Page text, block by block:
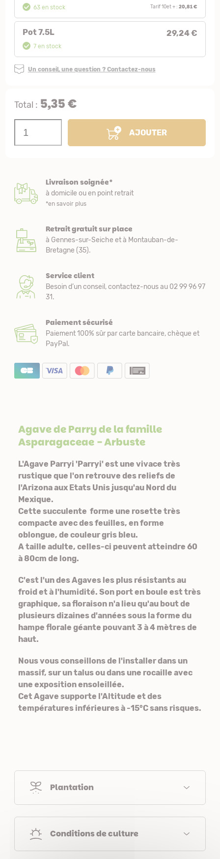
63 en stock Tarif 10et + :20,81 €
Pot 7.5L 29,24 €
7 en stock
Un conseil, une question ? Contactez-nous
Total : 5,35 €
AJOUTER
Livraison soignée*
à domicile ou en point retrait
*en savoir plus
Retrait gratuit sur place
à Gennes-sur-Seiche et à Montauban-de-
Bretagne (35).
Service client
Besoin d’un conseil, contactez-nous au 02 99 96 97
31.
Paiement sécurisé
Paiement 100% sûr par carte bancaire, chèque et
PayPal.
Agave de Parry de la famille
Asparagaceae- Arbuste
L'Agave Parryi 'Parryi' est une vivace très
rustique que l'on retrouve des reliefs de
l'Arizona aux Etats Unis jusqu'au Nord du
Mexique.
Cette succulente forme une rosette très
compacte avec des feuilles, en forme
oblongue, de couleur gris bleu.
A taille adulte, celles-ci peuvent atteindre 60
à 80cm de long.
C'est l'un des Agaves les plus résistants au
froid et à l'humidité. Son port en boule est très
graphique, sa floraison n'a lieu qu'au bout de
plusieurs dizaines d'années sous la forme du
hampe florale géante pouvant 3 à 4 mètres de
haut.
Nous vous conseillons de l'installer dans un
massif, sur un talus ou dans une rocaille avec
une exposition ensoleillée.
Cet Agave supporte l'Altitude et des
températures inférieures à -15°C sans risques.
Plantation
Conditions de culture